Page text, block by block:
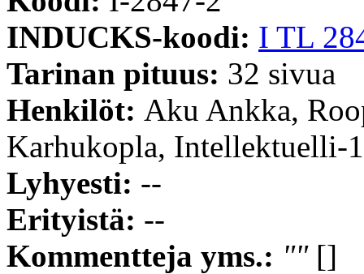
INDUCKS-koodi: I TL
Tarinan pituus: 32 sivua
Henkilöt: Aku Ankka,
Karhukopla, Intellektuelli-
Lyhyesti: --
Erityistä: --
Kommentteja yms.: ""[]